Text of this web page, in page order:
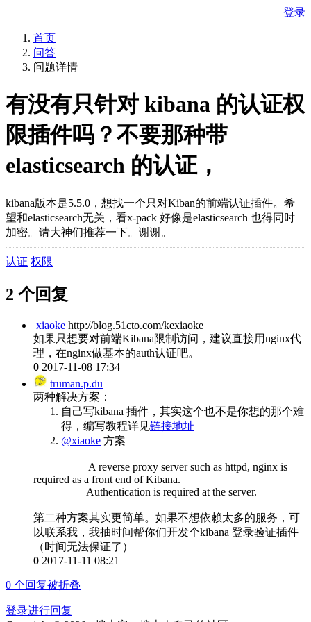
登录
首页
问答
问题详情
有没有只针对 kibana 的认证权
限插件吗？不要那种带
elasticsearch 的认证，
kibana版本是5.5.0，想找一个只对Kiban的前端认证插件。希
望和elasticsearch无关，看x-pack 好像是elasticsearch 也得同时
加密。请大神们推荐一下。谢谢。
认证 权限
2 个回复
xiaoke http://blog.51cto.com/kexiaoke
如果只想要对前端Kibana限制访问，建议直接用nginx代
理，在nginx做基本的auth认证吧。
0 2017-11-08 17:34
truman.p.du
两种解决方案：
自己写kibana 插件，其实这个也不是你想的那个难
得，编写教程详见链接地址
@xiaoke 方案
A reverse proxy server such as httpd, nginx is
required as a front end of Kibana.
Authentication is required at the server.
第二种方案其实更简单。如果不想依赖太多的服务，可
以联系我，我抽时间帮你们开发个kibana 登录验证插件
（时间无法保证了）
0 2017-11-11 08:21
0 个回复被折叠
登录进行回复